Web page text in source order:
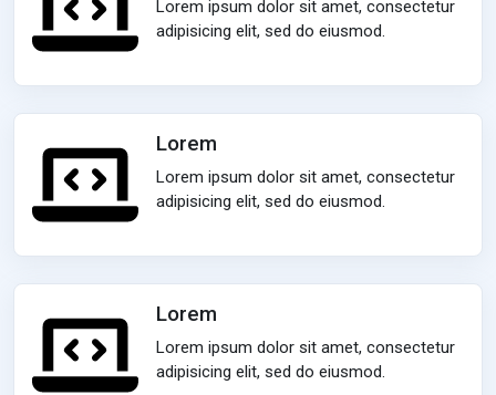
Lorem ipsum dolor sit amet, consectetur
adipisicing elit, sed do eiusmod.
Lorem
Lorem ipsum dolor sit amet, consectetur
adipisicing elit, sed do eiusmod.
Lorem
Lorem ipsum dolor sit amet, consectetur
adipisicing elit, sed do eiusmod.